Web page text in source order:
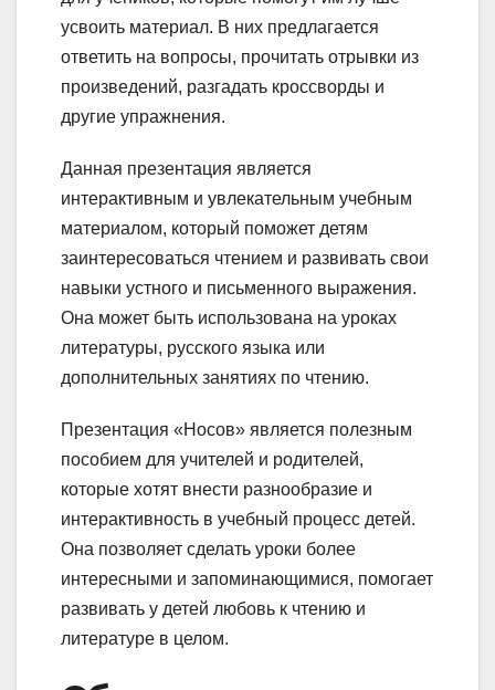
усвоить материал. В них предлагается
ответить на вопросы, прочитать отрывки из
произведений, разгадать кроссворды и
другие упражнения.
Данная презентация является
интерактивным и увлекательным учебным
материалом, который поможет детям
заинтересоваться чтением и развивать свои
навыки устного и письменного выражения.
Она может быть использована на уроках
литературы, русского языка или
дополнительных занятиях по чтению.
Презентация «Носов» является полезным
пособием для учителей и родителей,
которые хотят внести разнообразие и
интерактивность в учебный процесс детей.
Она позволяет сделать уроки более
интересными и запоминающимися, помогает
развивать у детей любовь к чтению и
литературе в целом.